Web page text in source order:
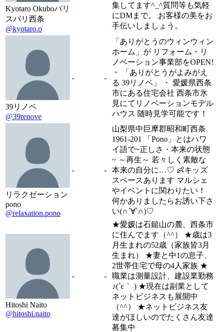
Kyotaro Okuboパリ
スパリ西条
@kyotaro.o
集してます^_^質問等も気軽
にDMまで。 お客様の美をお
手伝いしましょう。
39リノベ
@39renove
- -
「ありがとうのウィンウィン
ホーム」が リフォーム・リ
ノベーション事業部をOPEN!
・ 「ありがとうがよみがえ
る 39リノベ」 ・ 愛媛県西条
市にある住宅会社 西条市氷
見にてリノベーションモデル
ハウス 随時見学可能です！
リラクゼーション
pono
@relaxation.pono
- -
山梨県中巨摩郡昭和町西条
1961-201 「Pono」とはハワ
イ語で~正しさ・本来の状態
~ ～再生～ 若々しく素敵な
本来の自分に…♡ 👶キッズ
スペースあります マルシェ
やイベントに関わりたい！
何かありましたらお誘い下さ
い(∩´∀`∩)♡
Hitoshi Naito
@hitoshi.naito
- -
★愛媛は石鎚山の麓、西条市
に住んでます（^^） ★歳は3
月生まれの52歳（家族皆3月
生まれ） ★妻と中1の息子、
2世帯住宅で母の4人家族 ★
職業は測量設計、建設業勤務
♪(´ε｀ ) ★現在は副業として
ネットビジネスも展開中
（^^） ★ネットビジネス友
達がほしいのでたくさん友達
募集中